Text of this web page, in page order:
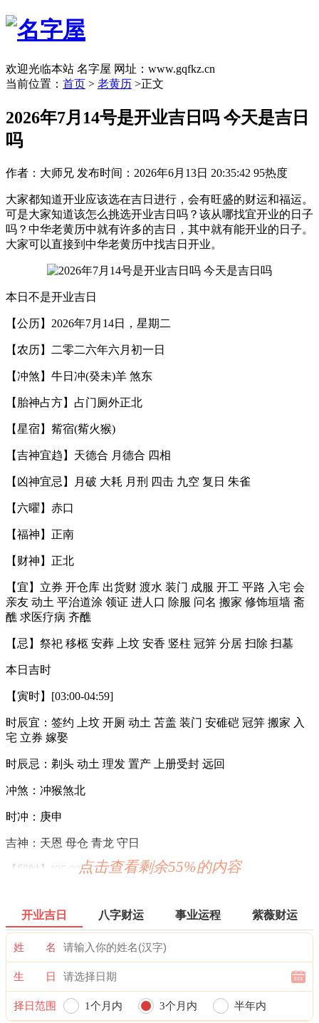
欢迎光临本站 名字屋 网址：www.gqfkz.cn
当前位置： 首页 > 老黄历 >正文
2026年7月14号是开业吉日吗 今天是吉日
吗
作者：大师兄 发布时间：2026年6月13日 20:35:42 95热度
大家都知道开业应该选在吉日进行，会有旺盛的财运和福运。
可是大家知道该怎么挑选开业吉日吗？该从哪找宜开业的日子
吗？中华老黄历中就有许多的吉日，其中就有能开业的日子。
大家可以直接到中华老黄历中找吉日开业。
本日不是开业吉日
【公历】2026年7月14日，星期二
【农历】二零二六年六月初一日
【冲煞】牛日冲(癸未)羊 煞东
【胎神占方】占门厕外正北
【星宿】觜宿(觜火猴)
【吉神宜趋】天德合 月德合 四相
【凶神宜忌】月破 大耗 月刑 四击 九空 复日 朱雀
【六曜】赤口
【福神】正南
【财神】正北
【宜】立券 开仓库 出货财 渡水 装门 成服 开工 平路 入宅 会
亲友 动土 平治道涂 领证 进人口 除服 问名 搬家 修饰垣墙 斋
醮 求医疗病 齐醮
【忌】祭祀 移柩 安葬 上坟 安香 竖柱 冠笄 分居 扫除 扫墓
本日吉时
【寅时】[03:00-04:59]
时辰宜：签约 上坟 开厕 动土 苫盖 装门 安碓硙 冠笄 搬家 入
宅 立券 嫁娶
时辰忌：剃头 动土 理发 置产 上册受封 远回
冲煞：冲猴煞北
时冲：庚申
吉神：天恩 母仓 青龙 守日
【卯时】[05:00-06:59]
时辰忌：大事勿用 搬家 订盟 斋醮 出货财 交易 移徒 祭祖 求嗣
立卷
冲煞：冲鸡煞西
时冲：辛酉
吉神：母仓 益后 天愿 玉堂
点击查看剩余55%的内容
开业吉日 八字财运 事业运程 紫薇财运
姓 名
生 日
择日范围 1个月内 3个月内 半年内